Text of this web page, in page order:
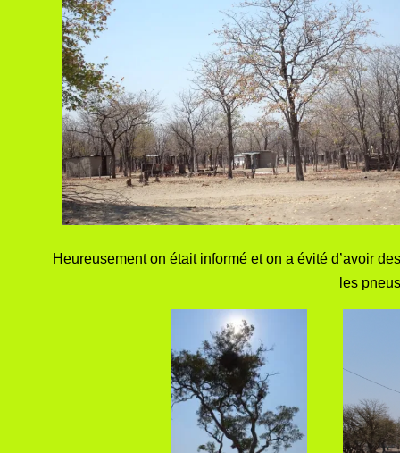
Heureusement on était informé et on a évité d’avoir
les